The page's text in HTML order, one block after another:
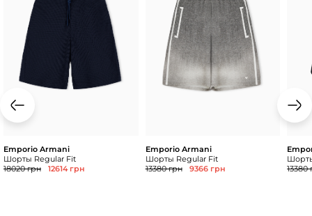
Emporio Armani
Шорты Regular Fit
18020 грн
12614 грн
Emporio Armani
Шорты Regular Fit
13380 грн
9366 грн
13380